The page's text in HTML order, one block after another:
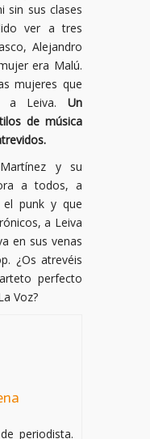
sin sus clases
ver a tres
Alejandro
era Malú.
mujeres que
a Leiva. Un
de música
y su
a todos, a
el punk y que
a Leiva
en sus venas
¿Os atrevéis
perfecto
Voz?
periodista.